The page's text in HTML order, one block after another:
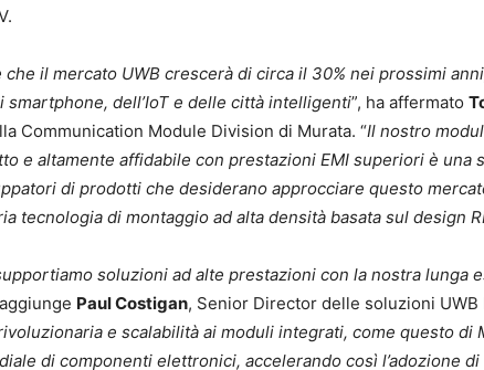
che il mercato UWB crescerà di circa il 30% nei prossimi
smartphone, dell’IoT e delle città intelligenti”, ha affermato
Communication Module Division di Murata. “Il nostro
e altamente affidabile con prestazioni EMI superiori è una
di prodotti che desiderano approcciare questo
tecnologia di montaggio ad alta densità basata sul design
soluzioni ad alte prestazioni con la nostra lunga
Paul Costigan, Senior Director delle soluzioni UWB
e scalabilità ai moduli integrati, come questo di
di componenti elettronici, accelerando così l’adozione